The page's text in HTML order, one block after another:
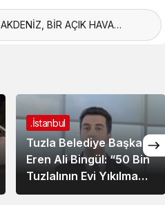
AKDENİZ, BİR AÇIK HAVA
.İstanbul
Tuzla Belediye Başkanı
Eren Ali Bingül: “50 Bin
Tuzlalının Evi Yıkılma
Riskiyle Karşı Karşıya”